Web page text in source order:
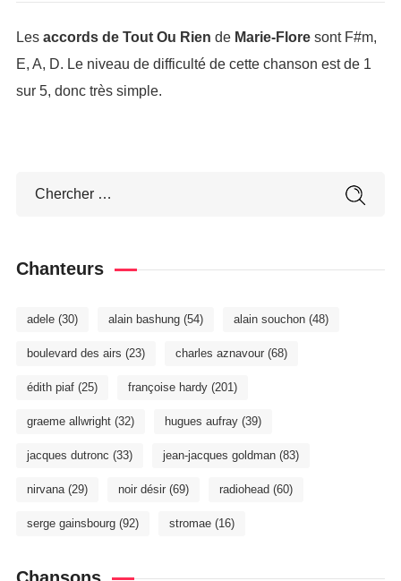
Les accords de Tout Ou Rien de Marie-Floresont F#m,
E, A, D. Le niveau de difficulté de cette chanson est de 1
sur 5, donc très simple.
Chanteurs
adele(30) alain bashung(54) alain souchon(48)
boulevard des airs (23) charles aznavour(68)
édith piaf(25) françoise hardy(201)
graeme allwright(32) hugues aufray(39)
jacques dutronc (33) jean-jacques goldman(83)
nirvana(29) noir désir(69) radiohead (60)
serge gainsbourg(92) stromae(16)